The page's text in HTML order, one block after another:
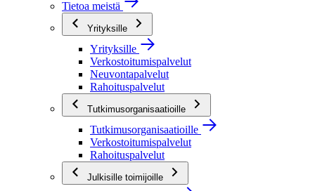
Tietoa meistä
Yrityksille
Yrityksille
Verkostoitumispalvelut
Neuvontapalvelut
Rahoituspalvelut
Tutkimusorganisaatioille
Tutkimusorganisaatioille
Verkostoitumispalvelut
Rahoituspalvelut
Julkisille toimijoille